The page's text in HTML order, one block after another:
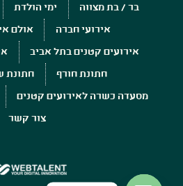
בר / בת מצווה
ימי הולדת
אירועי חברה
אולם
אירועים קטנים בתל אביב
חתונת חורף
חתונת
מסעדה כשרה לאירועים קטנים
צור קשר